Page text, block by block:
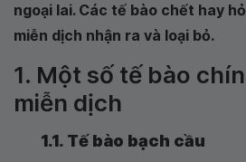
ngoại lai. Các tế bào chết hay
miễn dịch nhận ra và loại bỏ.
1. Một số tế bào
miễn dịch
1.1. Tế bào bạch cầu